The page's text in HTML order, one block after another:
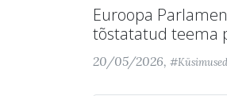
Euroopa
tõstatatud teema
20/05/2026,